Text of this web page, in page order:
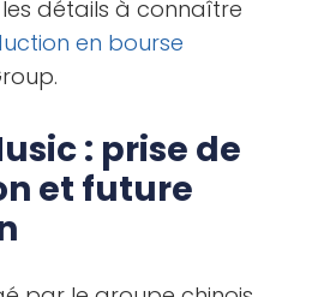
détails à connaître
en bourse
: prise de
et future